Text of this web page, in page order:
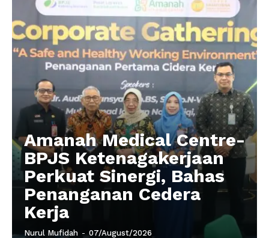
Amanah Medical Centre-
BPJS Ketenagakerjaan
Perkuat Sinergi, Bahas
Penanganan Cedera
Kerja
Nurul Mufidah - 07/August/2026